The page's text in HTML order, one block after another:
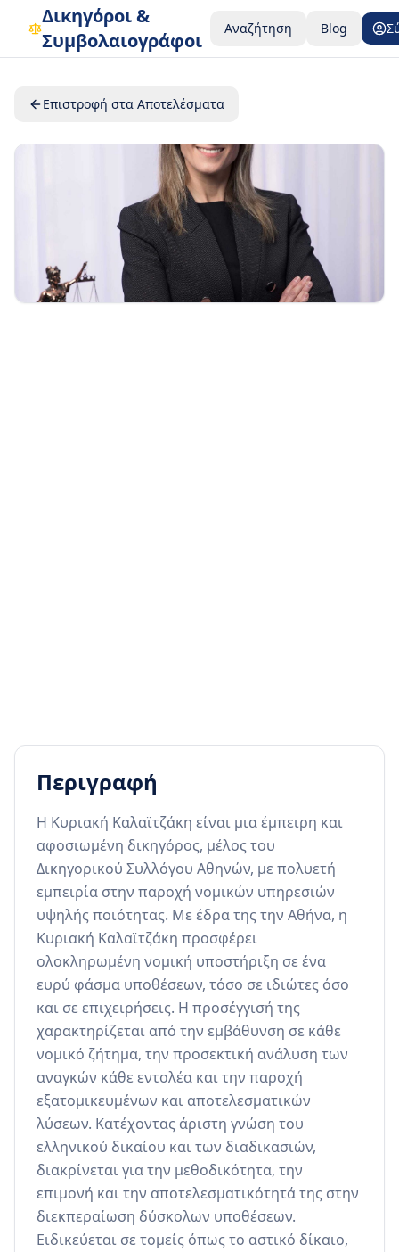
Δικηγόροι &
Συμβολαιογράφοι
Αναζήτηση Blog
Επιστροφή στα Αποτελέσματα
Περιγραφή
Η Κυριακή Καλαϊτζάκη είναι μια έμπειρη και
αφοσιωμένη δικηγόρος, μέλος του
Δικηγορικού Συλλόγου Αθηνών, με πολυετή
εμπειρία στην παροχή νομικών υπηρεσιών
υψηλής ποιότητας. Με έδρα της την Αθήνα, η
Κυριακή Καλαϊτζάκη προσφέρει
ολοκληρωμένη νομική υποστήριξη σε ένα
ευρύ φάσμα υποθέσεων, τόσο σε ιδιώτες όσο
και σε επιχειρήσεις. Η προσέγγισή της
χαρακτηρίζεται από την εμβάθυνση σε κάθε
νομικό ζήτημα, την προσεκτική ανάλυση των
αναγκών κάθε εντολέα και την παροχή
εξατομικευμένων και αποτελεσματικών
λύσεων. Κατέχοντας άριστη γνώση του
ελληνικού δικαίου και των διαδικασιών,
διακρίνεται για την μεθοδικότητα, την
επιμονή και την αποτελεσματικότητά της στην
διεκπεραίωση δύσκολων υποθέσεων.
Ειδικεύεται σε τομείς όπως το αστικό δίκαιο,